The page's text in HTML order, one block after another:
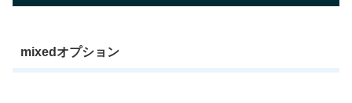
mixedオプション